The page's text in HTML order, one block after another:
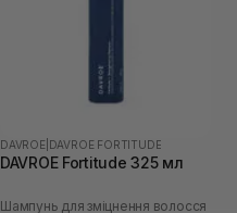
DAVROE DAVROE FORTITUDE
DAVROE Fortitude 325 мл
Шампунь для зміцнення волосся